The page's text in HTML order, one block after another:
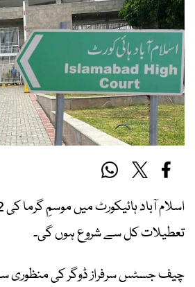
تعطیلات کل سے شروع ہوں گی۔
چیف جسٹس سرفراز ڈوگر کی منظوری